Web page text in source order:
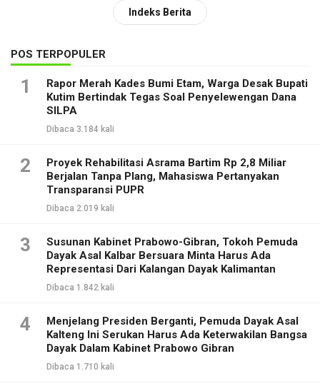
Indeks Berita
POS TERPOPULER
1
Rapor Merah Kades Bumi Etam, Warga Desak Bupati
Kutim Bertindak Tegas Soal Penyelewengan Dana
SILPA
Dibaca 3.184 kali
2
Proyek Rehabilitasi Asrama Bartim Rp 2,8 Miliar
Berjalan Tanpa Plang, Mahasiswa Pertanyakan
Transparansi PUPR
Dibaca 2.019 kali
3
Susunan Kabinet Prabowo-Gibran, Tokoh Pemuda
Dayak Asal Kalbar Bersuara Minta Harus Ada
Representasi Dari Kalangan Dayak Kalimantan
Dibaca 1.842 kali
4
Menjelang Presiden Berganti, Pemuda Dayak Asal
Kalteng Ini Serukan Harus Ada Keterwakilan Bangsa
Dayak Dalam Kabinet Prabowo Gibran
Dibaca 1.710 kali